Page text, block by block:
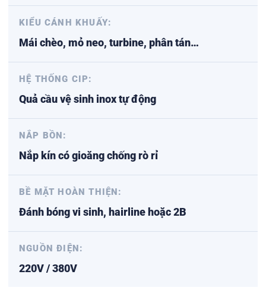
KIỂU CÁNH KHUẤY:
Mái chèo, mỏ neo, turbine, phân tán…
HỆ THỐNG CIP:
Quả cầu vệ sinh inox tự động
NẮP BỒN:
Nắp kín có gioăng chống rò rỉ
BỀ MẶT HOÀN THIỆN:
Đánh bóng vi sinh, hairline hoặc 2B
NGUỒN ĐIỆN:
220V / 380V